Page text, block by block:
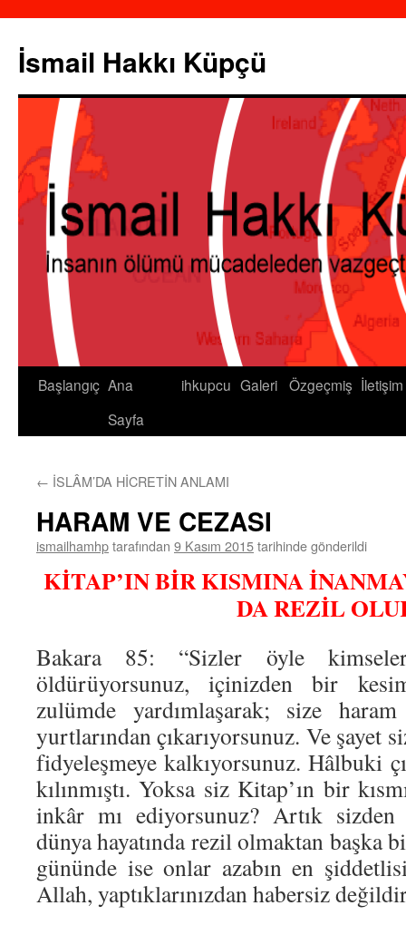
İsmail Hakkı Küpçü
Başlangıç Ana
Sayfa
ihkupcu Galeri Özgeçmiş İletişim
← İSLÂM’DA HİCRETİN ANLAMI
HARAM VE CEZASI
ismailhamhptarafından 9 Kasım 2015tarihinde gönderildi
KİTAP’IN BİR KISMINA
DA REZİL
Bakara 85: “Sizler öyle
öldürüyorsunuz, içinizden bir
zulümde yardımlaşarak; size
yurtlarından çıkarıyorsunuz. Ve şayet
fidyeleşmeye kalkıyorsunuz. Hâlbuki
kılınmıştı. Yoksa siz Kitap’ın bir
inkâr mı ediyorsunuz? Artık sizden
dünya hayatında rezil olmaktan başka
gününde ise onlar azabın en
Allah, yaptıklarınızdan habersiz